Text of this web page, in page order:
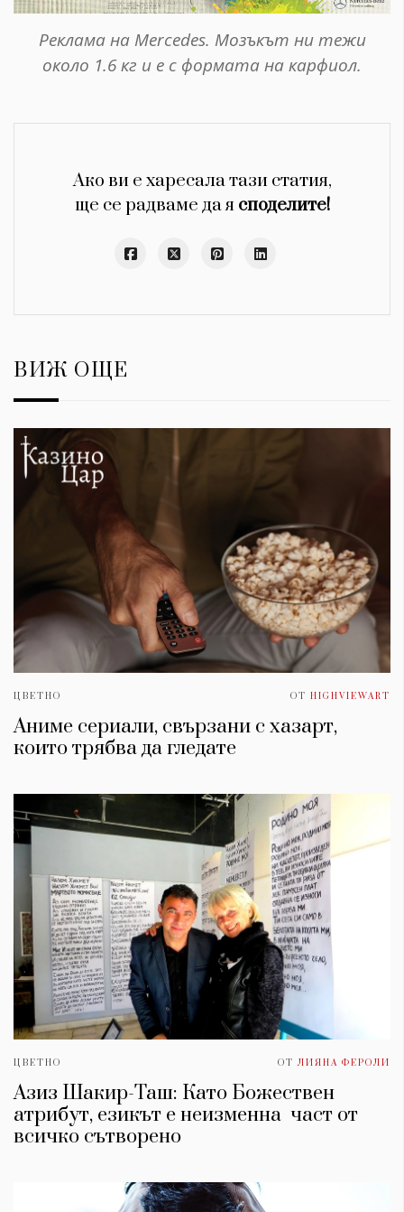
Реклама на Mercedes. Мозъкът ни тежи
около 1.6 кг и е с формата на карфиол.
Ако ви е харесала тази статия,
ще се радваме да я споделите!
ВИЖ ОЩЕ
ЦВЕТНО ОТ HIGHVIEWART
Аниме сериали, свързани с хазарт,
които трябва да гледате
ЦВЕТНО ОТ ЛИЯНА ФЕРОЛИ
Азиз Шакир-Таш: Като Божествен
атрибут, езикът е неизменна част от
всичко сътворено